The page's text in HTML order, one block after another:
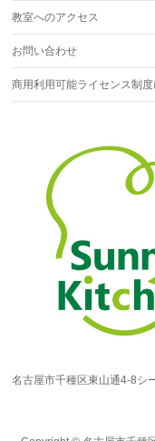
教室へのアクセス
お問い合わせ
商用利用可能ライセンス制
名古屋市千種区東山通4-8シ